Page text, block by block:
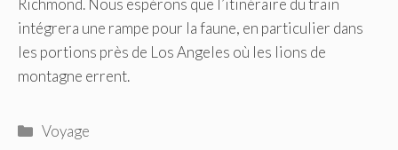
Richmond. Nous espérons que l’itinéraire du train
intégrera une rampe pour la faune, en particulier dans
les portions près de Los Angeles où les lions de
montagne errent.
Catégories
Voyage